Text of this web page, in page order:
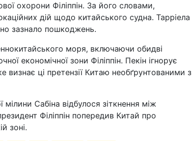
охорони Філіппін. За його словами,
дій щодо китайського судна. Тарріела
зазнало пошкоджень.
моря, включаючи обидві
економічної зони Філіппін. Пекін ігнорує
визнає ці претензії Китаю необґрунтованими з
Сабіна відбулося зіткнення між
Філіппін попередив Китай про
зоні.